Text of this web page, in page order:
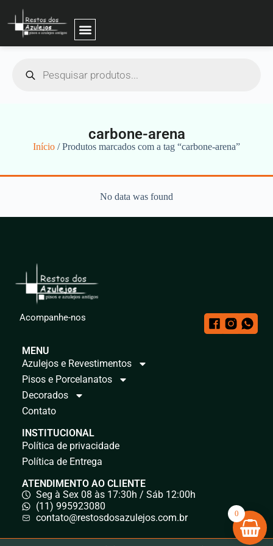
carbone-arena
Início / Produtos marcados com a tag “carbone-arena”
No data was found
Acompanhe-nos
MENU
Azulejos e Revestimentos
Pisos e Porcelanatos
Decorados
Contato
INSTITUCIONAL
Política de privacidade
Política de Entrega
ATENDIMENTO AO CLIENTE
Seg à Sex 08 às 17:30h / Sáb 12:00h
(11) 995923080
contato@restosdosazulejos.com.br
0